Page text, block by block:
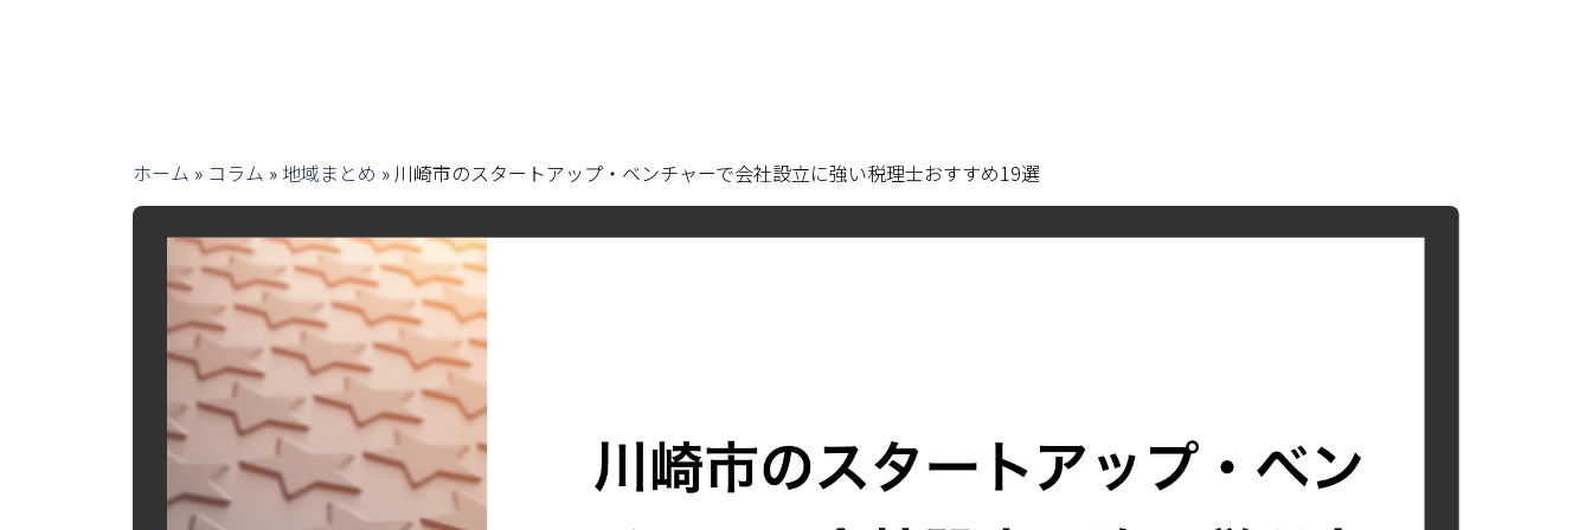
ホーム » コラム » 地域まとめ »川崎市のスタートアップ・ベンチャーで会社設立に強い税理士おすすめ19選